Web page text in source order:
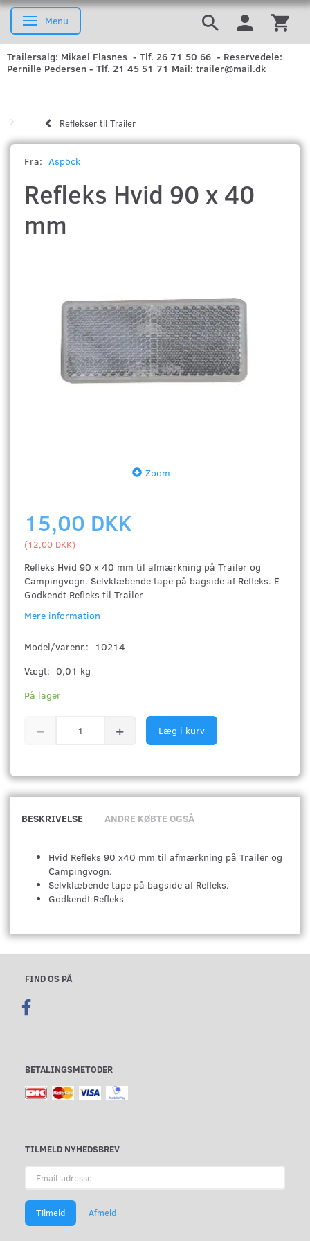
Skifte navigation
Menu
Trailersalg: Mikael Flasnes - Tlf. 26 71 50 66 - Reservedele:
Pernille Pedersen - Tlf. 21 45 51 71 Mail: trailer@mail.dk
Reflekser til Trailer
Fra: Aspöck
Refleks Hvid 90 x 40
mm
Zoom
15,00 DKK
(12,00 DKK)
Refleks Hvid 90 x 40 mm til afmærkning på Trailer og
Campingvogn. Selvklæbende tape på bagside af Refleks. E
Godkendt Refleks til Trailer
Mere information
Model/varenr.:
10214
Vægt: 0,01 kg
På lager
Læg i kurv
BESKRIVELSE ANDRE KØBTE OGSÅ
Hvid Refleks 90 x40 mm til afmærkning på Trailer og
Campingvogn.
Selvklæbende tape på bagside af Refleks.
Godkendt Refleks
FIND OS PÅ
BETALINGSMETODER
TILMELD NYHEDSBREV
adresse
Tilmeld Afmeld